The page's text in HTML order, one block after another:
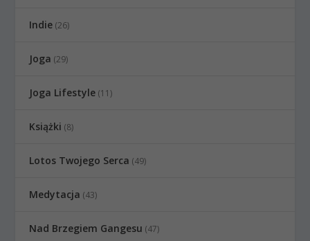
Indie (26)
Joga (29)
Joga Lifestyle (11)
Książki (8)
Lotos Twojego Serca (49)
Medytacja (43)
Nad Brzegiem Gangesu (47)